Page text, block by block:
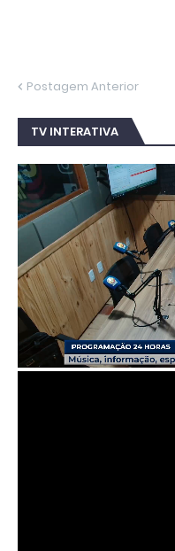
Postagem Anterior
TV INTERATIVA